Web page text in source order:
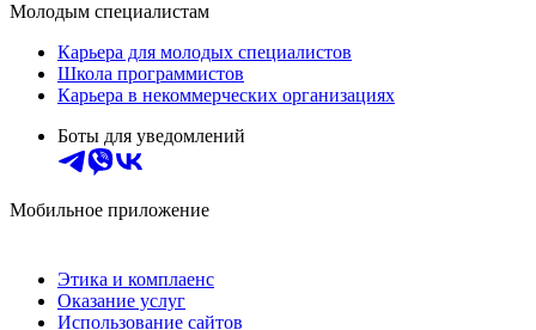
Молодым специалистам
Карьера для молодых специалистов
Школа программистов
Карьера в некоммерческих организациях
Боты для уведомлений
Мобильное приложение
Этика и комплаенс
Оказание услуг
Использование сайтов